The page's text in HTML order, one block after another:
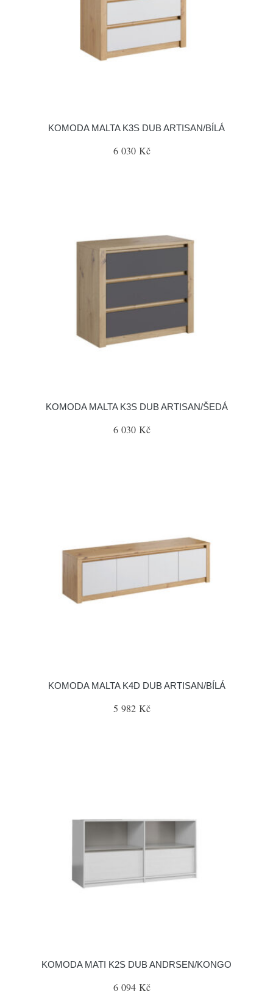
KOMODA MALTA K3S DUB ARTISAN/BÍLÁ
6 030 Kč
KOMODA MALTA K3S DUB ARTISAN/ŠEDÁ
6 030 Kč
KOMODA MALTA K4D DUB ARTISAN/BÍLÁ
5 982 Kč
KOMODA MATI K2S DUB ANDRSEN/KONGO
6 094 Kč